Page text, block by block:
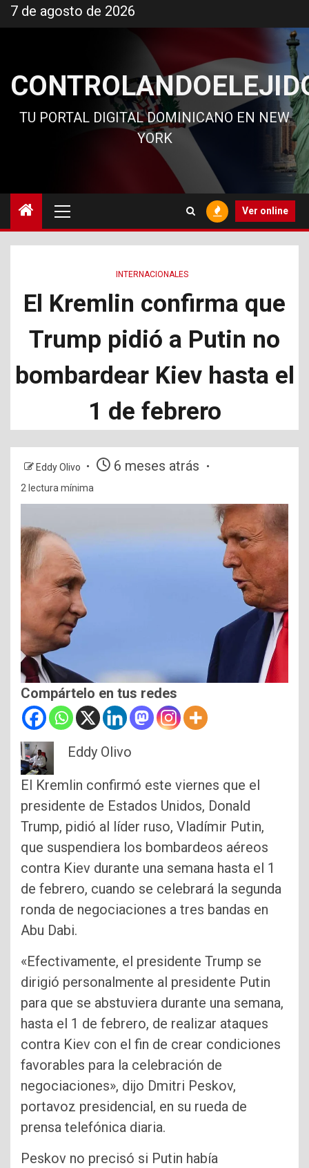
al
7 de agosto de 2026
TU PORTAL DIGITAL DOMINICANO EN NEW
YORK
principal
Ver online
INTERNACIONALES
El Kremlin confirma que
Trump pidió a Putin no
bombardear Kiev hasta el
1 de febrero
Eddy Olivo 6 meses atrás
2 lectura mínima
Compártelo en tus redes
Eddy Olivo
El Kremlin confirmó este viernes que el
presidente de Estados Unidos, Donald
Trump, pidió al líder ruso, Vladímir Putin,
que suspendiera los bombardeos aéreos
contra Kiev durante una semana hasta el 1
de febrero, cuando se celebrará la segunda
ronda de negociaciones a tres bandas en
Abu Dabi.
«Efectivamente, el presidente Trump se
dirigió personalmente al presidente Putin
para que se abstuviera durante una semana,
hasta el 1 de febrero, de realizar ataques
contra Kiev con el fin de crear condiciones
favorables para la celebración de
negociaciones», dijo Dmitri Peskov,
portavoz presidencial, en su rueda de
prensa telefónica diaria.
Peskov no precisó si Putin había